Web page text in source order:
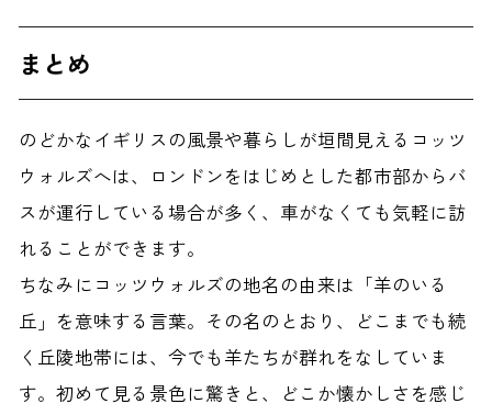
まとめ
のどかなイギリスの風景や暮らしが垣間見えるコッツ
ウォルズへは、ロンドンをはじめとした都市部からバ
スが運行している場合が多く、車がなくても気軽に訪
れることができます。
ちなみにコッツウォルズの地名の由来は「羊のいる
丘」を意味する言葉。その名のとおり、どこまでも続
く丘陵地帯には、今でも羊たちが群れをなしていま
す。初めて見る景色に驚きと、どこか懐かしさを感じ